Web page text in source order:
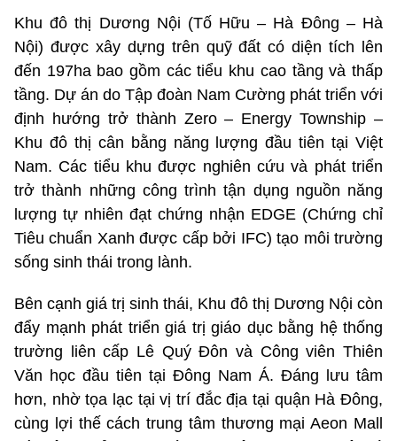
Khu đô thị Dương Nội (Tố Hữu – Hà Đông – Hà
Nội) được xây dựng trên quỹ đất có diện tích lên
đến 197ha bao gồm các tiểu khu cao tầng và thấp
tầng. Dự án do Tập đoàn Nam Cường phát triển với
định hướng trở thành Zero – Energy Township –
Khu đô thị cân bằng năng lượng đầu tiên tại Việt
Nam. Các tiểu khu được nghiên cứu và phát triển
trở thành những công trình tận dụng nguồn năng
lượng tự nhiên đạt chứng nhận EDGE (Chứng chỉ
Tiêu chuẩn Xanh được cấp bởi IFC) tạo môi trường
sống sinh thái trong lành.
Bên cạnh giá trị sinh thái, Khu đô thị Dương Nội còn
đẩy mạnh phát triển giá trị giáo dục bằng hệ thống
trường liên cấp Lê Quý Đôn và Công viên Thiên
Văn học đầu tiên tại Đông Nam Á. Đáng lưu tâm
hơn, nhờ tọa lạc tại vị trí đắc địa tại quận Hà Đông,
cùng lợi thế cách trung tâm thương mại Aeon Mall